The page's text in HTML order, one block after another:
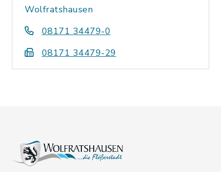
Wolfratshausen
08171 34479-0
08171 34479-29